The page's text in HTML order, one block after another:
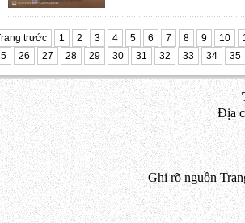
trước 1 2 3 4 5 6 7 8 9 10
26 27 28 29 30 31 32 33 34 35
Địa
Ghi rõ nguồn